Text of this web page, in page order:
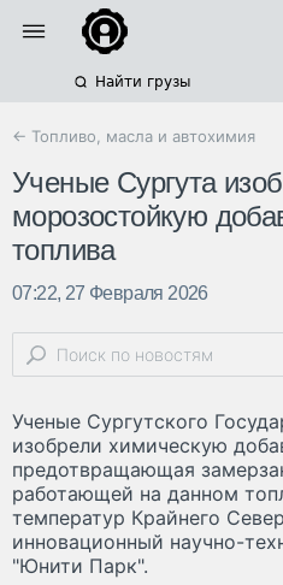
Найти грузы
← Топливо, масла и автохимия
Ученые Сургута
морозостойкую
топлива
07:22, 27 Февраля 2026
Ученые Сургутского
изобрели химическую
предотвращающая
работающей на данном
температур Крайнего
инновационный научно-
"Юнити Парк".